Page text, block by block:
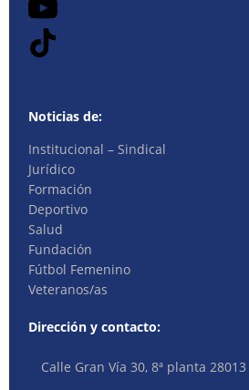
Noticias de:
Institucional – Sindical
Jurídico
Formación
Deportivo
Salud
Fundación
Fútbol Femenino
Veteranos/as
Dirección y contacto:
Calle Gran Vía 30, 8ª planta